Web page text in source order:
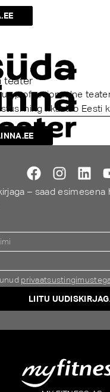
teater
professionaalne
ning rikastab Eesti
– saad esimesena
LIITU